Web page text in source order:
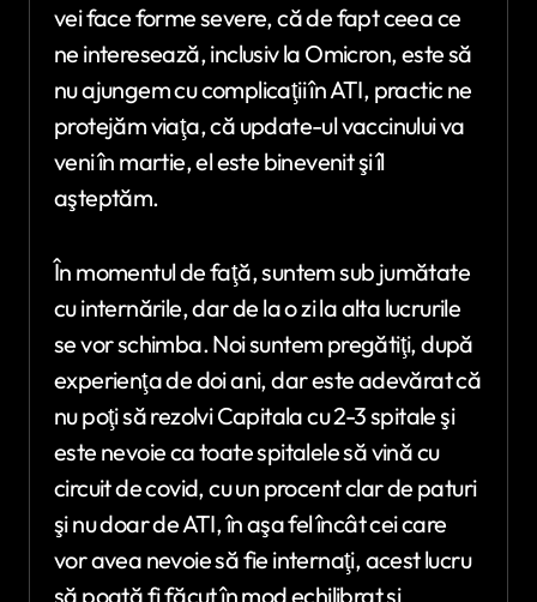
vei face forme severe, că de fapt ceea ce
ne interesează, inclusiv la Omicron, este să
nu ajungem cu complicaţii în ATI, practic ne
protejăm viaţa, că update-ul vaccinului va
veni în martie, el este binevenit şi îl
aşteptăm.
În momentul de faţă, suntem sub jumătate
cu internările, dar de la o zi la alta lucrurile
se vor schimba. Noi suntem pregătiţi, după
experienţa de doi ani, dar este adevărat că
nu poţi să rezolvi Capitala cu 2-3 spitale şi
este nevoie ca toate spitalele să vină cu
circuit de covid, cu un procent clar de paturi
şi nu doar de ATI, în aşa fel încât cei care
vor avea nevoie să fie internaţi, acest lucru
să poată fi făcut în mod echilibrat şi